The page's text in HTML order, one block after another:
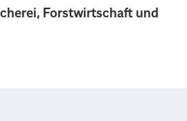
Forstwirtschaft und